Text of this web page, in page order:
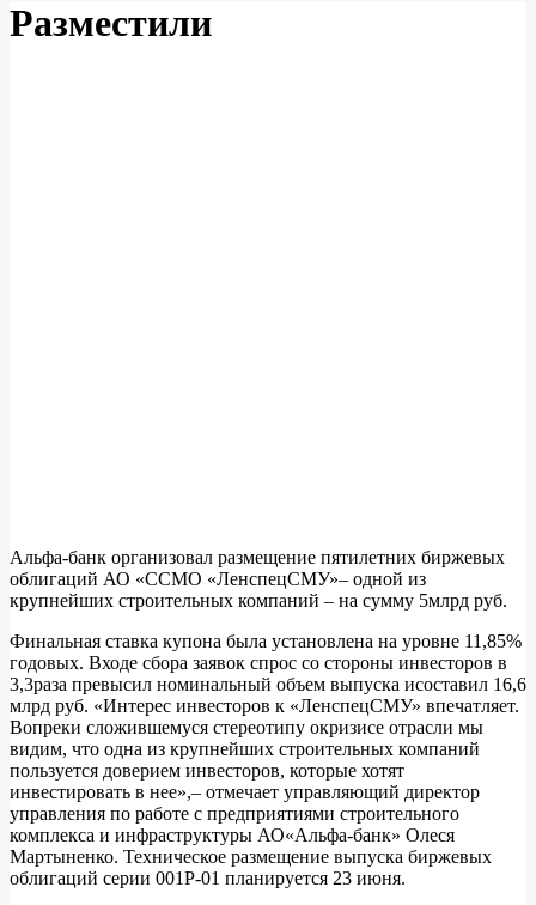
Разместили
Альфа-банк организовал размещение пятилетних биржевых
облигаций АО «ССМО «ЛенспецСМУ»– одной из
крупнейших строительных компаний – на сумму 5млрд руб.
Финальная ставка купона была установлена на уровне 11,85%
годовых. Входе сбора заявок спрос со стороны инвесторов в
3,3раза превысил номинальный объем выпуска исоставил 16,6
млрд руб. «Интерес инвесторов к «ЛенспецСМУ» впечатляет.
Вопреки сложившемуся стереотипу окризисе отрасли мы
видим, что одна из крупнейших строительных компаний
пользуется доверием инвесторов, которые хотят
инвестировать в нее»,– отмечает управляющий директор
управления по работе с предприятиями строительного
комплекса и инфраструктуры АО«Альфа-банк» Олеся
Мартыненко. Техническое размещение выпуска биржевых
облигаций серии 001P-01 планируется 23 июня.